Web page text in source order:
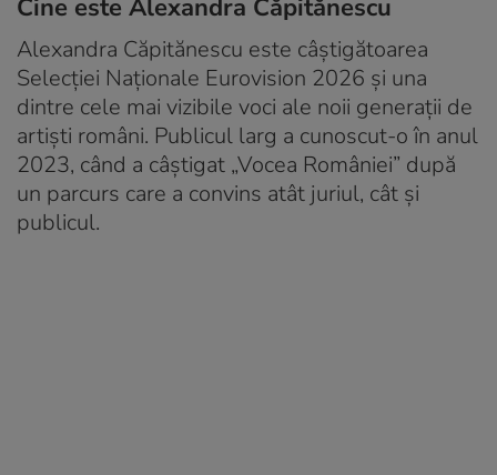
Cine este Alexandra Căpitănescu
Alexandra Căpitănescu este câștigătoarea
Selecției Naționale Eurovision 2026 și una
dintre cele mai vizibile voci ale noii generații de
artiști români. Publicul larg a cunoscut-o în anul
2023, când a câștigat „Vocea României” după
un parcurs care a convins atât juriul, cât și
publicul.